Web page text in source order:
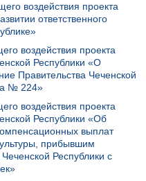
воздействия проекта
ответственного
воздействия проекта
Республики «О
Правительства Чеченской
№ 224»
воздействия проекта
Республики «Об
выплат
прибывшим
Республики с